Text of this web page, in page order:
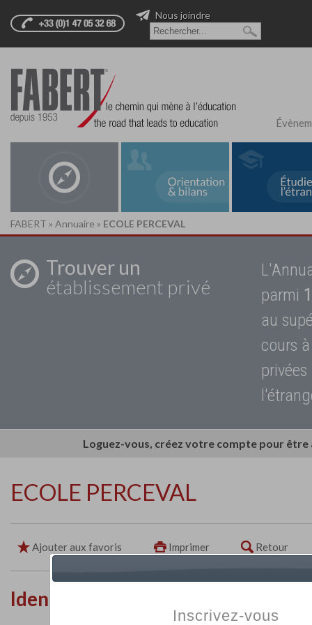
Nous joindre
FABERT » Annuaire » ECOLE PERCEVAL
Trouver un
établissement privé
parmi
au
cours
Loguez-vous, créez votre compte pour
ECOLE PERCEVAL
Ajouter aux favoris Imprimer Retour
Identité de l'établissement
Inscrivez-vous